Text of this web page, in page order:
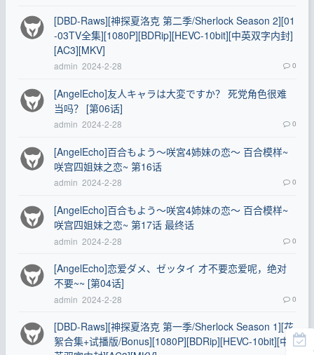
[DBD-Raws][神探夏洛克 第二季/Sherlock Season 2][01
-03TV全集][1080P][BDRip][HEVC-10bit][中英双字内封]
[AC3][MKV]
admin 2024-2-28 0
[AngelEcho]友人キャラは大変ですか？ 死党角色很难
当吗？ [第06话]
admin 2024-2-28 0
[AngelEcho]百合もよう～咲宮4姉妹の恋～ 百合模样~
咲宫四姐妹之恋~ 第16话
admin 2024-2-28 0
[AngelEcho]百合もよう～咲宮4姉妹の恋～ 百合模样~
咲宫四姐妹之恋~ 第17话 最终话
admin 2024-2-28 0
[AngelEcho]恋爱ダメ、ゼッタイ 才不要恋爱呢，绝对
不要~~ [第04话]
admin 2024-2-28 0
[DBD-Raws][神探夏洛克 第一季/Sherlock Season 1][花
絮合集+试播版/Bonus][1080P][BDRip][HEVC-10bit][中